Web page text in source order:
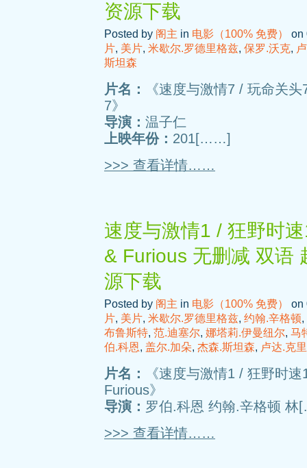
资源下载
Posted by 阁主 in 电影（100% 免费）
on
片, 美片, 米歇尔.罗德里格兹, 保罗.沃克,
斯坦森
片名：
《速度与激情7 / 玩命关
7》
导演： 温子仁
上映年份： 201[……]
>>> 查看详情……
速度与激情1 / 狂野时
& Furious 无删减 双语
源下载
Posted by 阁主 in 电影（100% 免费）
on
片, 美片, 米歇尔.罗德里格兹, 约翰.辛格顿,
布鲁斯特, 范.迪塞尔, 娜塔莉.伊曼纽尔, 马
伯.科恩, 盖尔.加朵, 杰森.斯坦森, 卢达.克
片名：
《速度与激情1 / 狂野时
Furious》
导演： 罗伯.科恩 约翰.辛格顿
>>> 查看详情……